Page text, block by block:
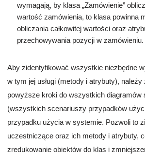
wymagają, by klasa „Zamówienie”
wartość zamówienia, to klasa powinna
obliczania całkowitej wartości oraz
przechowywania pozycji w zamówieniu.
Aby zidentyfikować wszystkie niezbędne
w tym jej usługi (metody i atrybuty), należy
powyższe kroki do wszystkich diagramów
(wszystkich scenariuszy przypadków
przypadku użycia w systemie. Pozwoli to
uczestniczące oraz ich metody i atrybuty,
zredukowanie obiektów do klas i